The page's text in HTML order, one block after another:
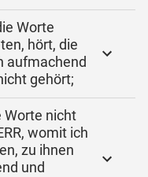
Worte
hört, die
aufmachend
gehört;
Worte nicht
womit ich
zu ihnen
und